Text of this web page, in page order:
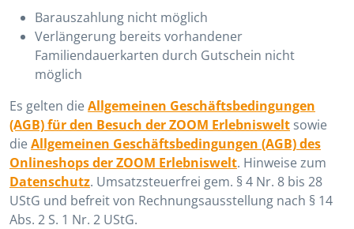
Barauszahlung nicht möglich
Verlängerung bereits vorhandener
Familiendauerkarten durch Gutschein nicht
möglich
Es gelten dieAllgemeinen Geschäftsbedingungen
(AGB) für den Besuch der ZOOM Erlebniswelt sowie
dieAllgemeinen Geschäftsbedingungen (AGB) des
Onlineshops der ZOOM Erlebniswelt. Hinweise zum
Datenschutz. Umsatzsteuerfrei gem. § 4 Nr. 8 bis 28
UStG und befreit von Rechnungsausstellung nach § 14
Abs. 2 S. 1 Nr. 2 UStG.